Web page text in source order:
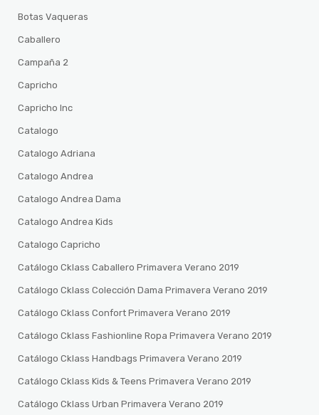
Botas Vaqueras
Caballero
Campaña 2
Capricho
Capricho Inc
Catalogo
Catalogo Adriana
Catalogo Andrea
Catalogo Andrea Dama
Catalogo Andrea Kids
Catalogo Capricho
Catálogo Cklass Caballero Primavera Verano 2019
Catálogo Cklass Colección Dama Primavera Verano 2019
Catálogo Cklass Confort Primavera Verano 2019
Catálogo Cklass Fashionline Ropa Primavera Verano 2019
Catálogo Cklass Handbags Primavera Verano 2019
Catálogo Cklass Kids & Teens Primavera Verano 2019
Catálogo Cklass Urban Primavera Verano 2019